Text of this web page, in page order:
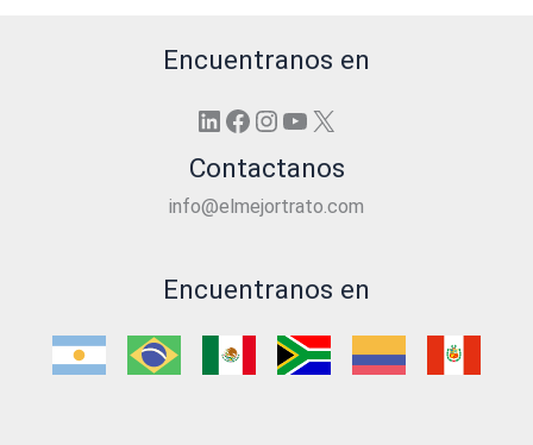
Encuentranos en
LinkedIn
Facebook
Instagram
YouTube
X
Contactanos
info@elmejortrato.com
Encuentranos en